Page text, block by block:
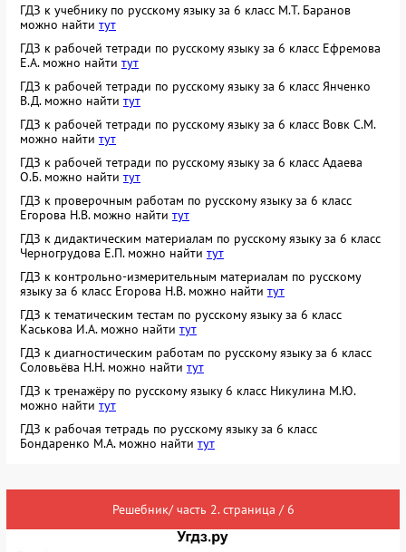
ГДЗ к учебнику по русскому языку за 6 класс М.Т. Баранов
можно найти тут
ГДЗ к рабочей тетради по русскому языку за 6 класс Ефремова
Е.А. можно найти тут
ГДЗ к рабочей тетради по русскому языку за 6 класс Янченко
В.Д. можно найти тут
ГДЗ к рабочей тетради по русскому языку за 6 класс Вовк С.М.
можно найти тут
ГДЗ к рабочей тетради по русскому языку за 6 класс Адаева
О.Б. можно найти тут
ГДЗ к проверочным работам по русскому языку за 6 класс
Егорова Н.В. можно найти тут
ГДЗ к дидактическим материалам по русскому языку за 6 класс
Черногрудова Е.П. можно найти тут
ГДЗ к контрольно-измерительным материалам по русскому
языку за 6 класс Егорова Н.В. можно найти тут
ГДЗ к тематическим тестам по русскому языку за 6 класс
Каськова И.А. можно найти тут
ГДЗ к диагностическим работам по русскому языку за 6 класс
Соловьёва Н.Н. можно найти тут
ГДЗ к тренажёру по русскому языку 6 класс Никулина М.Ю.
можно найти тут
ГДЗ к рабочая тетрадь по русскому языку за 6 класс
Бондаренко М.А. можно найти тут
Решебник/ часть 2. страница / 6